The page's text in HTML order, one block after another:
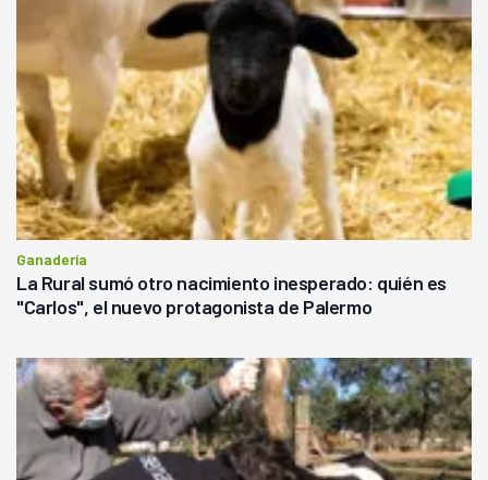
Ganadería
La Rural sumó otro nacimiento inesperado: quién es
"Carlos", el nuevo protagonista de Palermo